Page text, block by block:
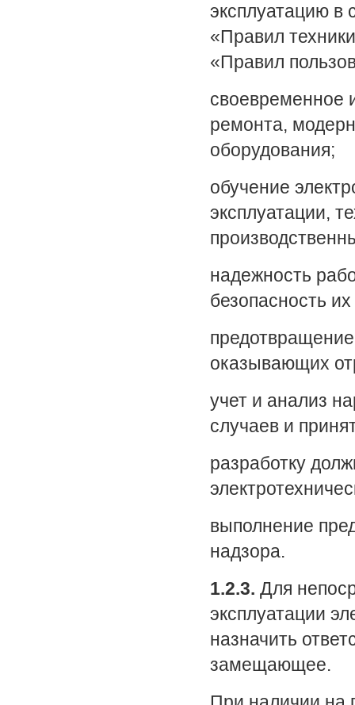
эксплуатацию в
«Правил
«Правил
своевременное
ремонта,
оборудования;
обучение
эксплуатации,
надежность
безопасность их
оказывающих
учет и анализ
случаев и
разработку
выполнение
надзора.
1.2.3. Для
эксплуатации
назначить
замещающее.